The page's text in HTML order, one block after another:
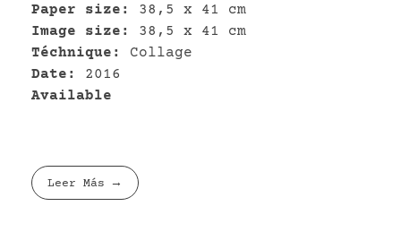
Paper size:
38,5 x 41 cm
Image size:
38,5 x 41 cm
Téchnique:
Collage
Date:
2016
Available
Leer Más